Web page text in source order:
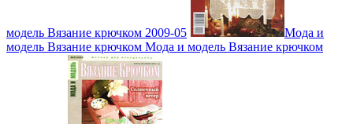
модель Вязание крючком 2009-05
Мода и
модель Вязание крючком Мода и модель Вязание крючком